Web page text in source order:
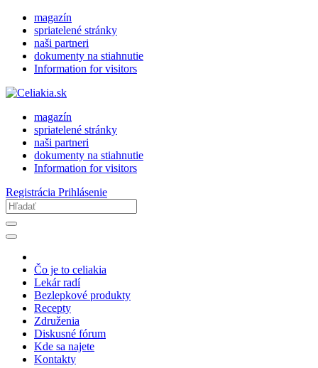
magazín
spriatelené stránky
naši partneri
dokumenty na stiahnutie
Information for visitors
magazín
spriatelené stránky
naši partneri
dokumenty na stiahnutie
Information for visitors
Registrácia Prihlásenie
Čo je to celiakia
Lekár radí
Bezlepkové produkty
Recepty
Združenia
Diskusné fórum
Kde sa najete
Kontakty